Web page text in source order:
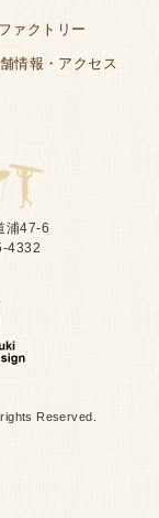
ファクトリー
情報・アクセス
浦47-6
4332
Reserved.